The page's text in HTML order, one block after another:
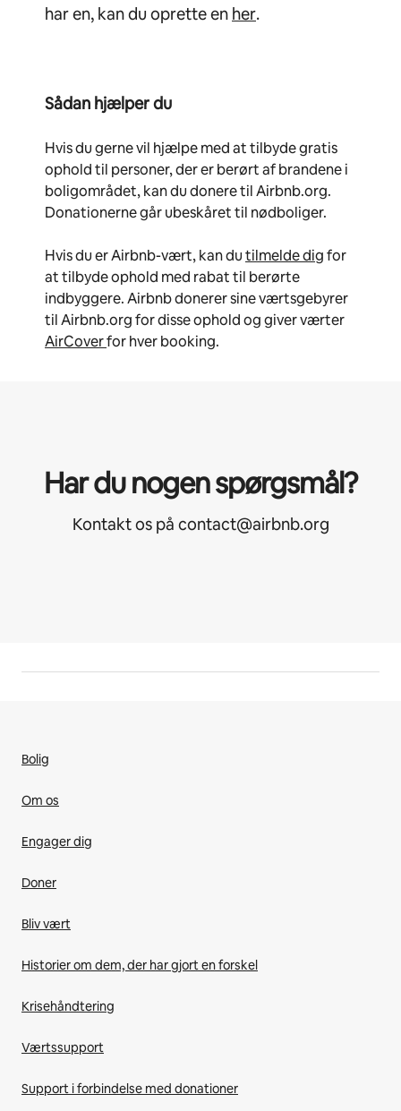
har en, kan du oprette en her.
Sådan hjælper du
Hvis du gerne vil hjælpe med at tilbyde gratis
ophold til personer, der er berørt af brandene i
boligområdet, kan du donere til Airbnb.org.
Donationerne går ubeskåret til nødboliger.
Hvis du er Airbnb-vært, kan dutilmelde digfor
at tilbyde ophold med rabat til berørte
indbyggere. Airbnb donerer sine værtsgebyrer
til Airbnb.org for disse ophold og giver værter
AirCoverfor hver booking.
Har du nogen spørgsmål?
Kontakt os på contact@airbnb.org
Bolig
Om os
Engager dig
Doner
Bliv vært
Historier om dem, der har gjort en forskel
Krisehåndtering
Værtssupport
Support i forbindelse med donationer